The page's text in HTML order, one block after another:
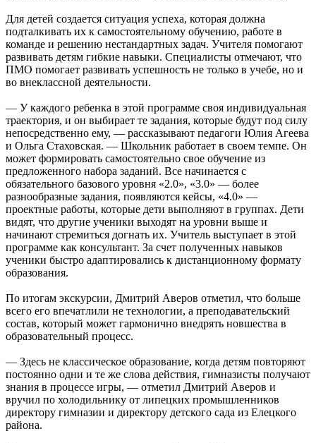
Для детей создается ситуация успеха, которая должна
подталкивать их к самостоятельному обучению, работе в
команде и решению нестандартных задач. Учителя помогают
развивать детям гибкие навыки. Специалисты отмечают, что
ПМО помогает развивать успешность не только в учебе, но и
во внеклассной деятельности.
— У каждого ребенка в этой программе своя индивидуальная
траектория, и он выбирает те задания, которые будут под силу
непосредственно ему, — рассказывают педагоги Юлия Агеева
и Ольга Стаховская. — Школьник работает в своем темпе. Он
может формировать самостоятельно свое обучение из
предложенного набора заданий. Все начинается с
обязательного базового уровня «2.0», «3.0» — более
разнообразные задания, появляются кейсы, «4.0» —
проектные работы, которые дети выполняют в группах. Дети
видят, что другие ученики выходят на уровни выше и
начинают стремиться догнать их. Учитель выступает в этой
программе как консультант. За счет полученных навыков
ученики быстро адаптировались к дистанционному формату
образования.
По итогам экскурсии, Дмитрий Аверов отметил, что больше
всего его впечатлили не технологии, а преподавательский
состав, который может гармонично внедрять новшества в
образовательный процесс.
— Здесь не классическое образование, когда детям повторяют
постоянно одни и те же слова действия, гимназисты получают
знания в процессе игры, — отметил Дмитрий Аверов и
вручил по холодильнику от липецких промышленников
директору гимназии и директору детского сада из Елецкого
района.